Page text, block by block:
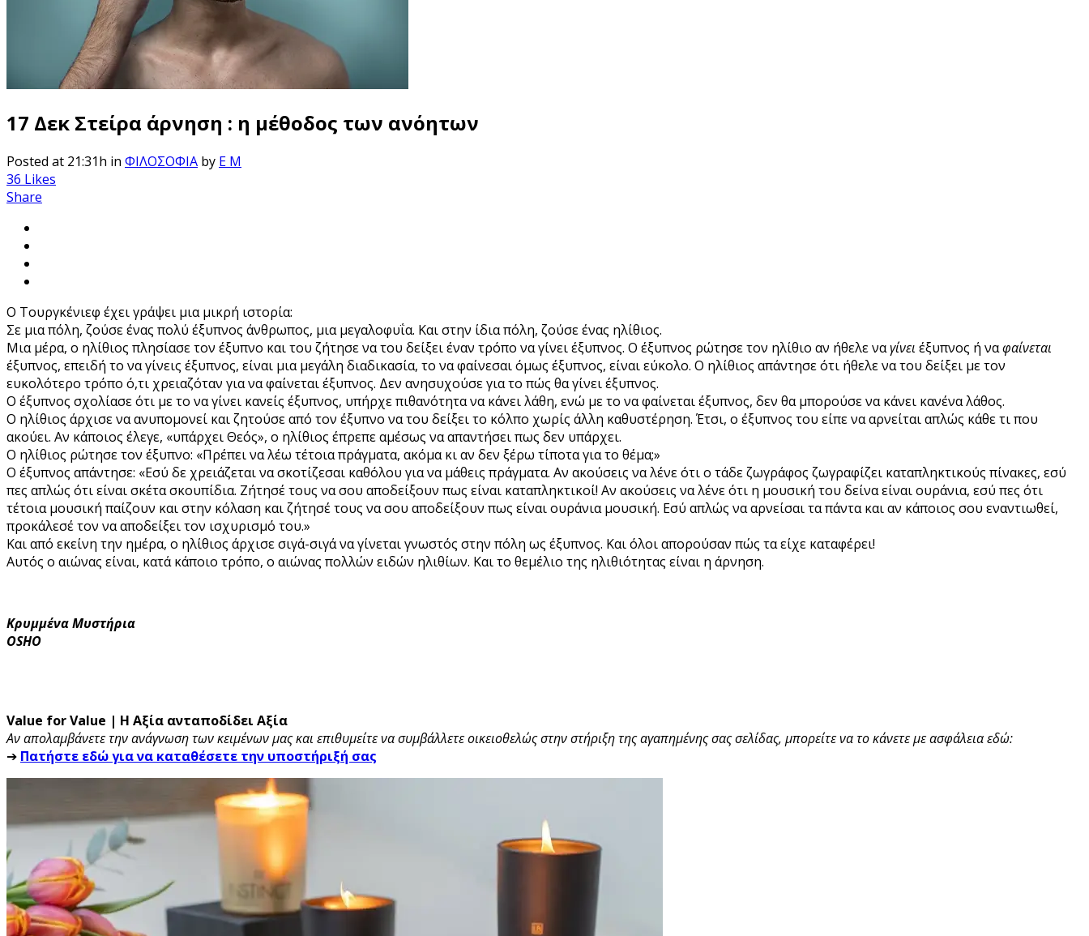
17 Δεκ Στείρα άρνηση : η μέθοδος των ανόητων
Posted at 21:31h in ΦΙΛΟΣΟΦΙΑ by E M
36 Likes
Share
Ο Τουργκένιεφ έχει γράψει μια μικρή ιστορία:
Σε μια πόλη, ζούσε ένας πολύ έξυπνος άνθρωπος, μια μεγαλοφυΐα. Και στην ίδια πόλη, ζούσε ένας ηλίθιος.
Μια μέρα, ο ηλίθιος πλησίασε τον έξυπνο και του ζήτησε να του δείξει έναν τρόπο να γίνει έξυπνος. Ο έξυπνος ρώτησε τον ηλίθιο αν ήθελε ναγίνει έξυπνος ή ναφαίνεται
έξυπνος, επειδή το να γίνεις έξυπνος, είναι μια μεγάλη διαδικασία, το να φαίνεσαι όμως έξυπνος, είναι εύκολο. Ο ηλίθιος απάντησε ότι ήθελε να του δείξει με τον
ευκολότερο τρόπο ό,τι χρειαζόταν για να φαίνεται έξυπνος. Δεν ανησυχούσε για το πώς θα γίνει έξυπνος.
Ο έξυπνος σχολίασε ότι με το να γίνει κανείς έξυπνος, υπήρχε πιθανότητα να κάνει λάθη, ενώ με το να φαίνεται έξυπνος, δεν θα μπορούσε να κάνει κανένα λάθος.
Ο ηλίθιος άρχισε να ανυπομονεί και ζητούσε από τον έξυπνο να του δείξει το κόλπο χωρίς άλλη καθυστέρηση. Έτσι, ο έξυπνος του είπε να αρνείται απλώς κάθε τι που
ακούει. Αν κάποιος έλεγε, «υπάρχει Θεός», ο ηλίθιος έπρεπε αμέσως να απαντήσει πως δεν υπάρχει.
Ο ηλίθιος ρώτησε τον έξυπνο: «Πρέπει να λέω τέτοια πράγματα, ακόμα κι αν δεν ξέρω τίποτα για το θέμα;»
Ο έξυπνος απάντησε: «Εσύ δε χρειάζεται να σκοτίζεσαι καθόλου για να μάθεις πράγματα. Αν ακούσεις να λένε ότι ο τάδε ζωγράφος ζωγραφίζει καταπληκτικούς πίνακες, εσύ
πες απλώς ότι είναι σκέτα σκουπίδια. Ζήτησέ τους να σου αποδείξουν πως είναι καταπληκτικοί! Αν ακούσεις να λένε ότι η μουσική του δείνα είναι ουράνια, εσύ πες ότι
τέτοια μουσική παίζουν και στην κόλαση και ζήτησέ τους να σου αποδείξουν πως είναι ουράνια μουσική. Εσύ απλώς να αρνείσαι τα πάντα και αν κάποιος σου εναντιωθεί,
προκάλεσέ τον να αποδείξει τον ισχυρισμό του.»
Και από εκείνη την ημέρα, ο ηλίθιος άρχισε σιγά-σιγά να γίνεται γνωστός στην πόλη ως έξυπνος. Και όλοι απορούσαν πώς τα είχε καταφέρει!
Αυτός ο αιώνας είναι, κατά κάποιο τρόπο, ο αιώνας πολλών ειδών ηλιθίων. Και το θεμέλιο της ηλιθιότητας είναι η άρνηση.
Κρυμμένα Μυστήρια
OSHO
Value for Value | Η Αξία ανταποδίδει Αξία
Αν απολαμβάνετε την ανάγνωση των κειμένων μας και επιθυμείτε να συμβάλλετε οικειοθελώς στην στήριξη της αγαπημένης σας σελίδας, μπορείτε να το κάνετε με ασφάλεια εδώ:
➔ Πατήστε εδώ για να καταθέσετε την υποστήριξή σας